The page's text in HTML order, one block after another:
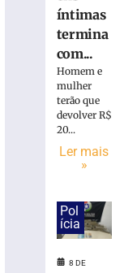
contratação
zagueiro
Maistro
para
Série
íntimas
termina
com...
Homem e
mulher
terão que
devolver R$
20...
Ler mais
»
Pol
ícia
8 DE